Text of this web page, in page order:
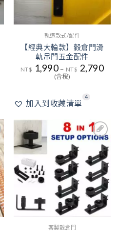
軌道款式/配件
【經典大輪款】穀倉門滑
軌吊門五金配件
NT$ 1,990– NT$ 2,790
(含稅)
加入到收藏清單
4
1
加入
到收
藏清
單
3
客製穀倉門